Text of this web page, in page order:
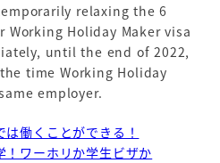
relaxing the 6
Holiday Maker visa
until the end of 2022,
time Working Holiday
employer.
働くことができる！
！ワーホリか学生ビザか